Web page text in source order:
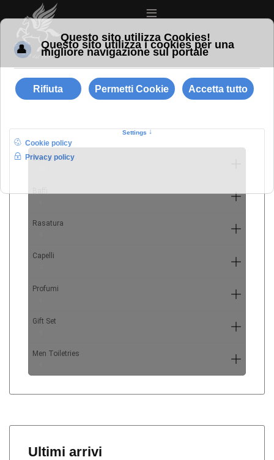
≡
Barba
Rasatura
Capelli
Profumi
Gift Set
Men Toiletries
Ultimi arrivi